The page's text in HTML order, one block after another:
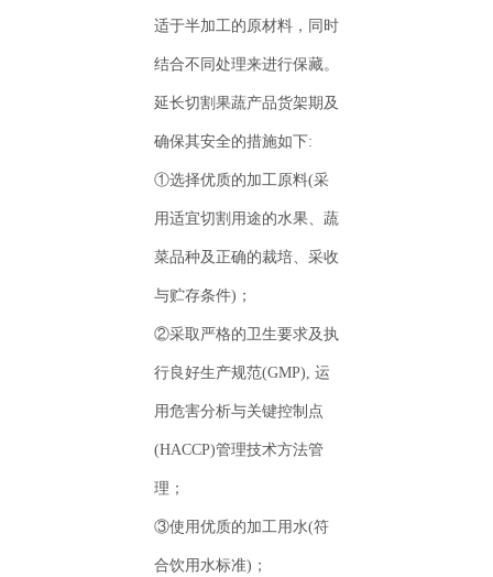
适于半加工的原材料，同时
结合不同处理来进行保藏。
延长切割果蔬产品货架期及
确保其安全的措施如下:
①选择优质的加工原料(采
用适宜切割用途的水果、蔬
菜品种及正确的裁培、采收
与贮存条件)；
②采取严格的卫生要求及执
行良好生产规范(GMP), 运
用危害分析与关键控制点
(HACCP)管理技术方法管
理；
③使用优质的加工用水(符
合饮用水标准)；